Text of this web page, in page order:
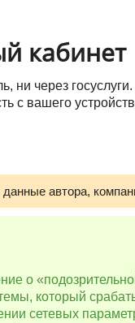
кабинет
ни через
с вашего
автора,
о
который
сетевых